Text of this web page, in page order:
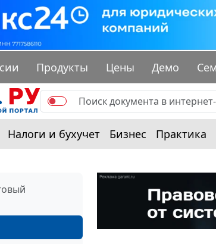
Продукты Цены Демо
Налоги и бухучет Бизнес Практика